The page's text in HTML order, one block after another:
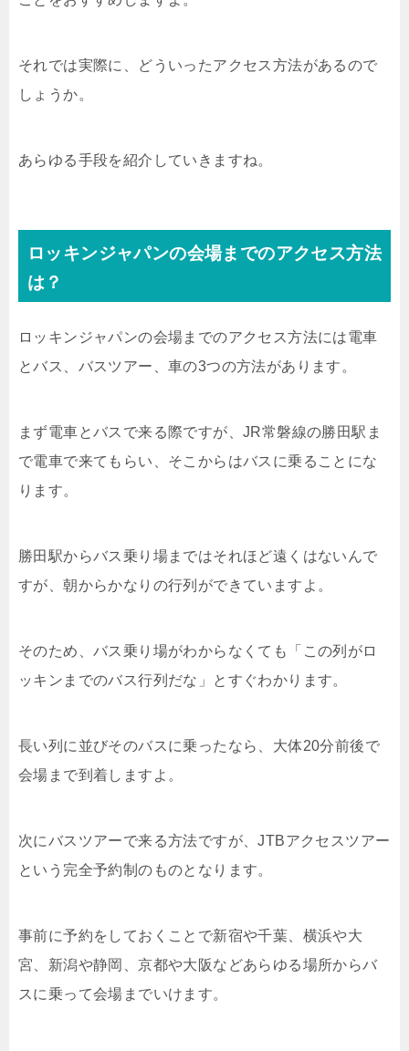
それでは実際に、どういったアクセス方法があるので
しょうか。
あらゆる手段を紹介していきますね。
ロッキンジャパンの会場までのアクセス方法
は？
ロッキンジャパンの会場までのアクセス方法には電車
とバス、バスツアー、車の3つの方法があります。
まず電車とバスで来る際ですが、JR常磐線の勝田駅ま
で電車で来てもらい、そこからはバスに乗ることにな
ります。
勝田駅からバス乗り場まではそれほど遠くはないんで
すが、朝からかなりの行列ができていますよ。
そのため、バス乗り場がわからなくても「この列がロ
ッキンまでのバス行列だな」とすぐわかります。
長い列に並びそのバスに乗ったなら、大体20分前後で
会場まで到着しますよ。
次にバスツアーで来る方法ですが、JTBアクセスツアー
という完全予約制のものとなります。
事前に予約をしておくことで新宿や千葉、横浜や大
宮、新潟や静岡、京都や大阪などあらゆる場所からバ
スに乗って会場までいけます。